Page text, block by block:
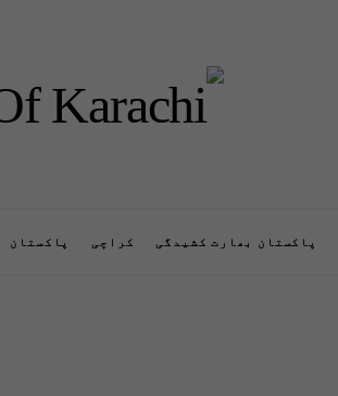
پاکستان بھارت کشیدگی کراچی پاکستان